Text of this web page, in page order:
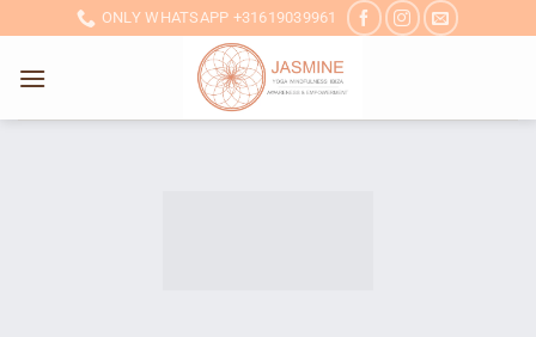
inhoud
ONLY WHATSAPP +31619039961